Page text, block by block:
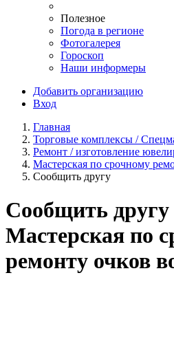
Полезное
Погода в регионе
Фотогалерея
Гороскоп
Наши информеры
Добавить организацию
Вход
Главная
Торговые комплексы /
Ремонт / изготовление
Мастерская по срочному
Сообщить другу
Сообщить другу
Мастерская по
ремонту очков